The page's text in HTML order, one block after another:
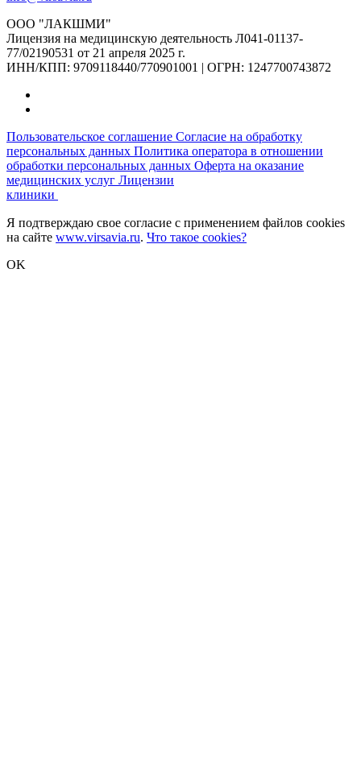
ООО "ЛАКШМИ"
Лицензия на медицинскую деятельность Л041-01137-
77/02190531 от 21 апреля 2025 г.
ИНН/КПП: 9709118440/770901001 | ОГРН: 1247700743872
Пользовательское соглашение Согласие на обработку
персональных данных Политика оператора в отношении
обработки персональных данных Оферта на оказание
медицинских услуг Лицензии
клиники
Я подтверждаю свое согласие с применением файлов cookies
на сайте www.virsavia.ru. Что такое cookies?
OK